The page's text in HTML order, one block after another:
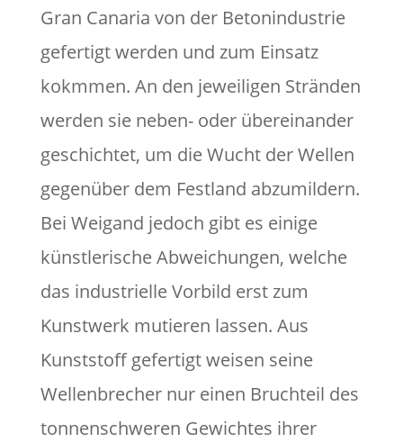
Gran Canaria von der Betonindustrie
gefertigt werden und zum Einsatz
kokmmen. An den jeweiligen Stränden
werden sie neben- oder übereinander
geschichtet, um die Wucht der Wellen
gegenüber dem Festland abzumildern.
Bei Weigand jedoch gibt es einige
künstlerische Abweichungen, welche
das industrielle Vorbild erst zum
Kunstwerk mutieren lassen. Aus
Kunststoff gefertigt weisen seine
Wellenbrecher nur einen Bruchteil des
tonnenschweren Gewichtes ihrer